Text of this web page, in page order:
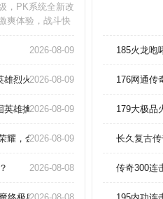
，PK系统全新改
爽体验，战斗快
的PK，战斗的快
中，团队合作至
就会得到稀有的
2026-08-09
烈火剑法横扫千军！
2026-08-09
英雄擒龙手2026-08-09
耀，金牛归来
2026-08-09
2026-08-08
185火龙咆
176网通传
179大极品
长久复古
传奇300连